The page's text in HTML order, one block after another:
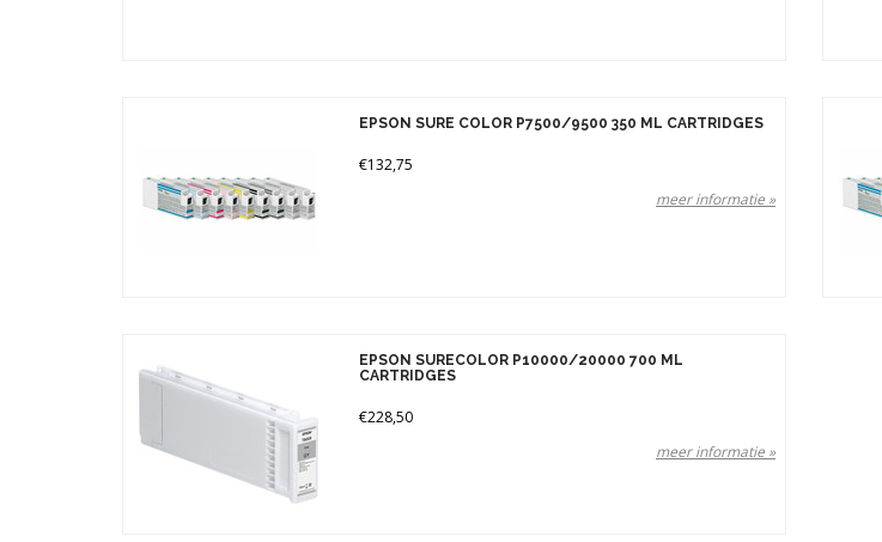
EPSON SURE COLOR P7500/9500 350 ML CARTRIDGES
€132,75
meer informatie »
EPSON SURECOLOR P10000/20000 700 ML
CARTRIDGES
€228,50
meer informatie »